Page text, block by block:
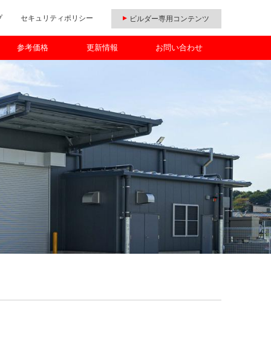
セキュリティポリシー ビルダー専用コンテンツ
参考価格 更新情報 お問い合わせ